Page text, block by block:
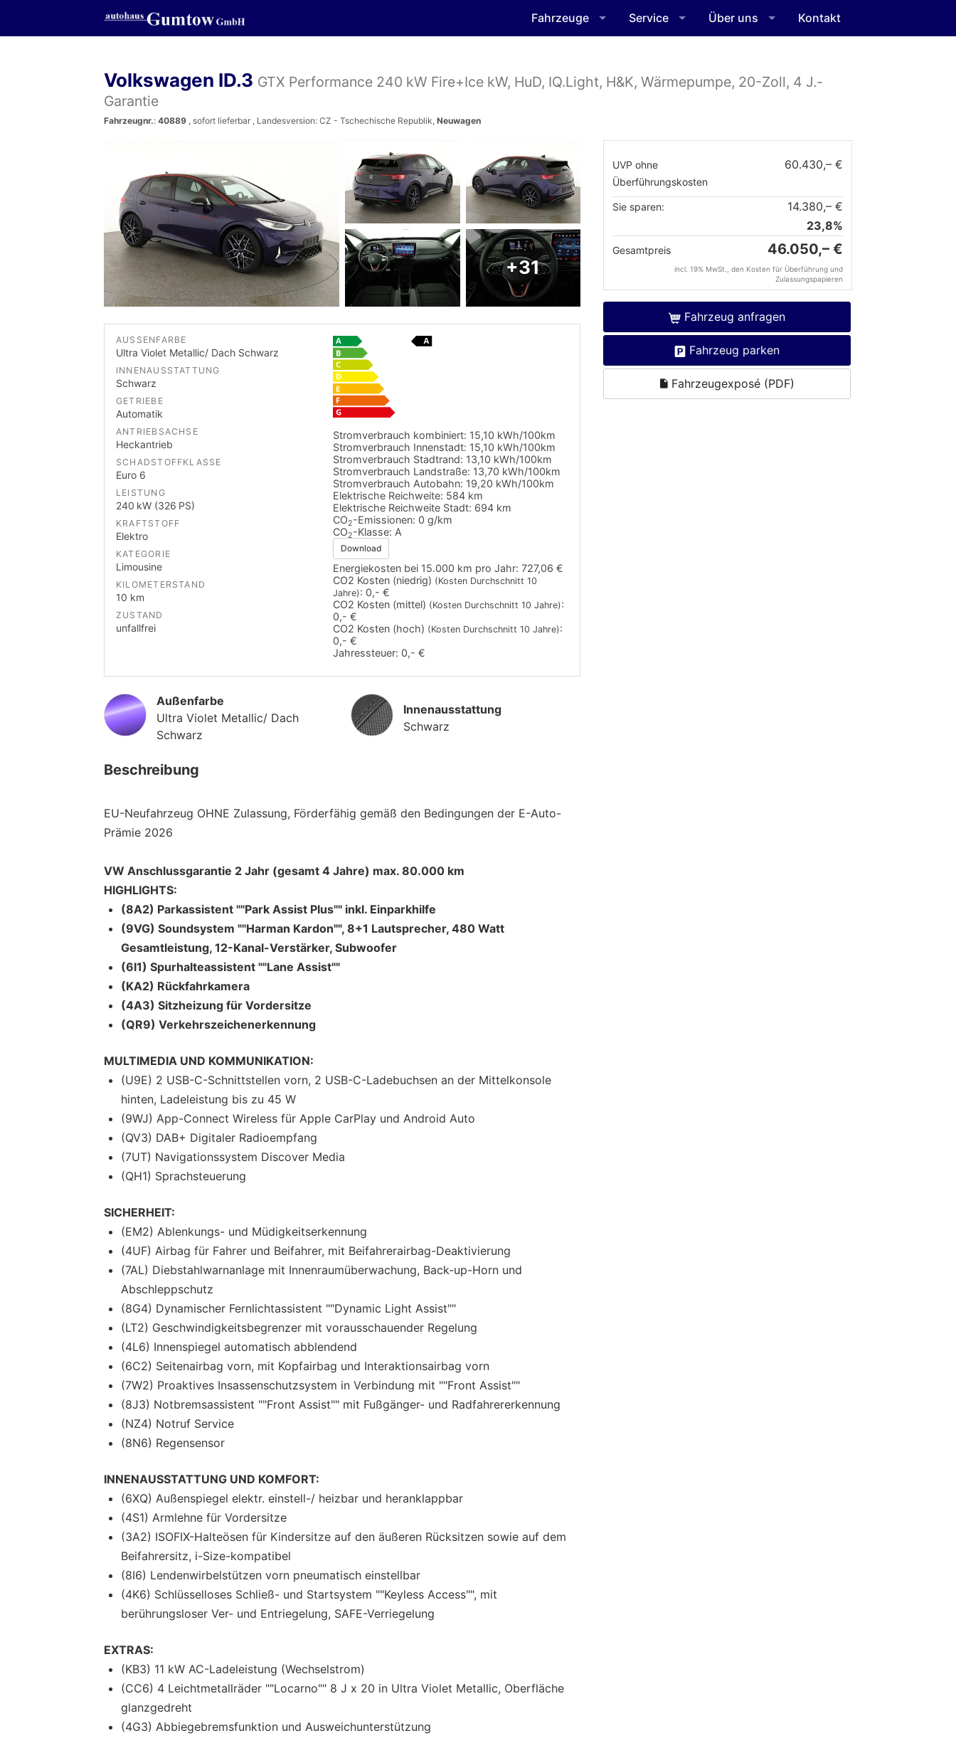
Fahrzeuge Service Über uns Kontakt
Volkswagen ID.3 GTX Performance 240 kW Fire+Ice kW, HuD, IQ.Light, H&K, Wärmepumpe, 20-Zoll, 4 J.-
Garantie
Fahrzeugnr.: 40889 , sofort lieferbar , Landesversion: CZ - Tschechische Republik, Neuwagen
UVP ohne
Überführungskosten
60.430,– €
Sie sparen:
14.380,– €
23,8%
Gesamtpreis 46.050,– €
incl. 19% MwSt., den Kosten für Überführung und
Zulassungspapieren
Fahrzeug anfragen
Fahrzeug parken
Fahrzeugexposé (PDF)
+31
AUSSENFARBE
Ultra Violet Metallic/ Dach Schwarz
INNENAUSSTATTUNG
Schwarz
GETRIEBE
Automatik
ANTRIEBSACHSE
Heckantrieb
SCHADSTOFFKLASSE
Euro 6
LEISTUNG
240 kW (326 PS)
KRAFTSTOFF
Elektro
KATEGORIE
Limousine
KILOMETERSTAND
10 km
ZUSTAND
unfallfrei
Stromverbrauch kombiniert: 15,10 kWh/100km
Stromverbrauch Innenstadt: 15,10 kWh/100km
Stromverbrauch Stadtrand: 13,10 kWh/100km
Stromverbrauch Landstraße: 13,70 kWh/100km
Stromverbrauch Autobahn: 19,20 kWh/100km
Elektrische Reichweite: 584 km
Elektrische Reichweite Stadt: 694 km
CO2-Emissionen: 0 g/km
CO2-Klasse: A
Download
Energiekosten bei 15.000 km pro Jahr: 727,06 €
CO2 Kosten (niedrig) (Kosten Durchschnitt 10
Jahre): 0,- €
CO2 Kosten (mittel) (Kosten Durchschnitt 10 Jahre):
0,- €
CO2 Kosten (hoch) (Kosten Durchschnitt 10 Jahre):
0,- €
Jahressteuer: 0,- €
Außenfarbe
Ultra Violet Metallic/ Dach
Schwarz
InnenausstattungInnenausstattung
Schwarz
Beschreibung
EU-Neufahrzeug OHNE Zulassung, Förderfähig gemäß den Bedingungen der E-Auto-
Prämie 2026
VW Anschlussgarantie 2 Jahr (gesamt 4 Jahre) max. 80.000 km
HIGHLIGHTS:
(8A2) Parkassistent ""Park Assist Plus"" inkl. Einparkhilfe
(9VG) Soundsystem ""Harman Kardon"", 8+1 Lautsprecher, 480 Watt
Gesamtleistung, 12-Kanal-Verstärker, Subwoofer
(6I1) Spurhalteassistent ""Lane Assist""
(KA2) Rückfahrkamera
(4A3) Sitzheizung für Vordersitze
(QR9) Verkehrszeichenerkennung
MULTIMEDIA UND KOMMUNIKATION:
(U9E) 2 USB-C-Schnittstellen vorn, 2 USB-C-Ladebuchsen an der Mittelkonsole
hinten, Ladeleistung bis zu 45 W
(9WJ) App-Connect Wireless für Apple CarPlay und Android Auto
(QV3) DAB+ Digitaler Radioempfang
(7UT) Navigationssystem Discover Media
(QH1) Sprachsteuerung
SICHERHEIT:
(EM2) Ablenkungs- und Müdigkeitserkennung
(4UF) Airbag für Fahrer und Beifahrer, mit Beifahrerairbag-Deaktivierung
(7AL) Diebstahlwarnanlage mit Innenraumüberwachung, Back-up-Horn und
Abschleppschutz
(8G4) Dynamischer Fernlichtassistent ""Dynamic Light Assist""
(LT2) Geschwindigkeitsbegrenzer mit vorausschauender Regelung
(4L6) Innenspiegel automatisch abblendend
(6C2) Seitenairbag vorn, mit Kopfairbag und Interaktionsairbag vorn
(7W2) Proaktives Insassenschutzsystem in Verbindung mit ""Front Assist""
(8J3) Notbremsassistent ""Front Assist"" mit Fußgänger- und Radfahrererkennung
(NZ4) Notruf Service
(8N6) Regensensor
INNENAUSSTATTUNG UND KOMFORT:
(6XQ) Außenspiegel elektr. einstell-/ heizbar und heranklappbar
(4S1) Armlehne für Vordersitze
(3A2) ISOFIX-Halteösen für Kindersitze auf den äußeren Rücksitzen sowie auf dem
Beifahrersitz, i-Size-kompatibel
(8I6) Lendenwirbelstützen vorn pneumatisch einstellbar
(4K6) Schlüsselloses Schließ- und Startsystem ""Keyless Access"", mit
berührungsloser Ver- und Entriegelung, SAFE-Verriegelung
EXTRAS:
(KB3) 11 kW AC-Ladeleistung (Wechselstrom)
(CC6) 4 Leichtmetallräder ""Locarno"" 8 J x 20 in Ultra Violet Metallic, Oberfläche
glanzgedreht
(4G3) Abbiegebremsfunktion und Ausweichunterstützung